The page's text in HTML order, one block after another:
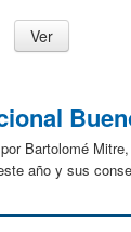
Bartolomé
año y sus